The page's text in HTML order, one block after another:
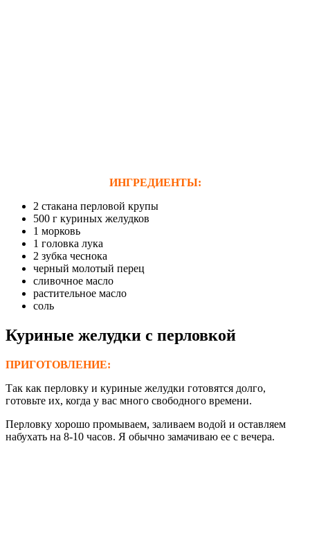
ИНГРЕДИЕНТЫ:
2 стакана перловой крупы
500 г куриных желудков
1 морковь
1 головка лука
2 зубка чеснока
черный молотый перец
сливочное масло
растительное масло
соль
Куриные желудки с перловкой
ПРИГОТОВЛЕНИЕ:
Так как перловку и куриные желудки готовятся долго,
готовьте их, когда у вас много свободного времени.
Перловку хорошо промываем, заливаем водой и оставляем
набухать на 8-10 часов. Я обычно замачиваю ее с вечера.